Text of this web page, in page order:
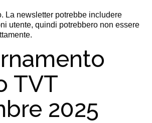
La newsletter potrebbe includere
utente, quindi potrebbero non essere
TVT
2025